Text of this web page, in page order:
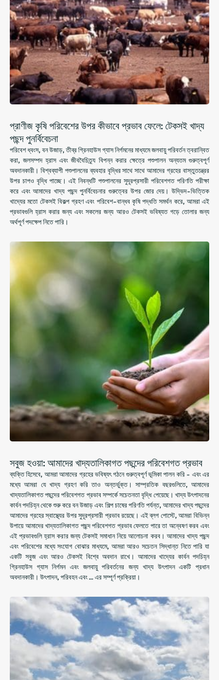
প্রাণীজ কৃষি পরিবেশের উপর কীভাবে প্রভাব ফেলে: টেকসই খাদ্য
পছন্দ পুনর্বিবেচনা
পরিবেশ ধ্বংস, বন উজাড়, তীব্র গ্রিনহাউস গ্যাস নির্গমনের মাধ্যমে জলবায়ু পরিবর্তন ত্বরান্বিত
করা, জলসম্পদ হ্রাস এবং জীববৈচিত্র্য বিপন্ন করার ক্ষেত্রে পশুপালন অন্যতম গুরুত্বপূর্ণ
অবদানকারী। বিশ্বব্যাপী পশুপালনের ব্যবহার বৃদ্ধির সাথে সাথে আমাদের গ্রহের বাস্তুতন্ত্রের
উপর চাপও বৃদ্ধি পাচ্ছে। এই নিবন্ধটি পশুপালনের সুদূরপ্রসারী পরিবেশগত পরিণতি পরীক্ষা
করে এবং আমাদের খাদ্য পছন্দ পুনর্বিবেচনার গুরুত্বের উপর জোর দেয়। উদ্ভিদ-ভিত্তিক
খাদ্যের মতো টেকসই বিকল্প গ্রহণ এবং পরিবেশ-বান্ধব কৃষি পদ্ধতি সমর্থন করে, আমরা এই
প্রভাবগুলি হ্রাস করার জন্য এবং সকলের জন্য আরও টেকসই ভবিষ্যত গড়ে তোলার জন্য
অর্থপূর্ণ পদক্ষেপ নিতে পারি।
সবুজ হওয়া: আমাদের খাদ্যতালিকাগত পছন্দের পরিবেশগত প্রভাব
ব্যক্তি হিসেবে, আমরা আমাদের গ্রহের ভবিষ্যৎ গঠনে গুরুত্বপূর্ণ ভূমিকা পালন করি - এবং এর
মধ্যে আমরা যে খাদ্য গ্রহণ করি তাও অন্তর্ভুক্ত। সাম্প্রতিক বছরগুলিতে, আমাদের
খাদ্যতালিকাগত পছন্দের পরিবেশগত প্রভাব সম্পর্কে সচেতনতা বৃদ্ধি পেয়েছে। খাদ্য উৎপাদনের
কার্বন পদচিহ্ন থেকে শুরু করে বন উজাড় এবং শিল্প চাষের পরিণতি পর্যন্ত, আমাদের খাদ্য পছন্দের
আমাদের গ্রহের স্বাস্থ্যের উপর সুদূরপ্রসারী প্রভাব রয়েছে। এই ব্লগ পোস্টে, আমরা বিভিন্ন
উপায়ে আমাদের খাদ্যতালিকাগত পছন্দ পরিবেশগত প্রভাব ফেলতে পারে তা অন্বেষণ করব এবং
এই প্রভাবগুলি হ্রাস করার জন্য টেকসই সমাধান নিয়ে আলোচনা করব। আমাদের খাদ্য পছন্দ
এবং পরিবেশের মধ্যে সংযোগ বোঝার মাধ্যমে, আমরা আরও সচেতন সিদ্ধান্ত নিতে পারি যা
একটি সবুজ এবং আরও টেকসই বিশ্বে অবদান রাখে। আমাদের খাদ্যের কার্বন পদচিহ্ন
গ্রিনহাউস গ্যাস নির্গমন এবং জলবায়ু পরিবর্তনের জন্য খাদ্য উৎপাদন একটি প্রধান
অবদানকারী। উৎপাদন, পরিবহন এবং ... এর সম্পূর্ণ প্রক্রিয়া।